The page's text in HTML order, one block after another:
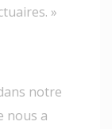
»
notre
nous a